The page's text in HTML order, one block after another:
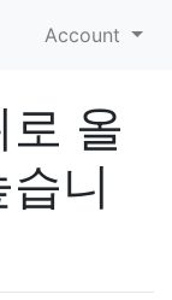
Account
올
니